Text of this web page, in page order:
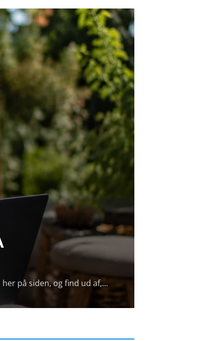
på siden, og find ud af,...